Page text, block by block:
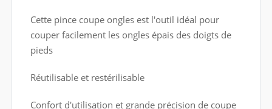
Cette pince coupe ongles est l'outil idéal pour
couper facilement les ongles épais des doigts de
pieds
Réutilisable et restérilisable
Confort d'utilisation et grande précision de coupe